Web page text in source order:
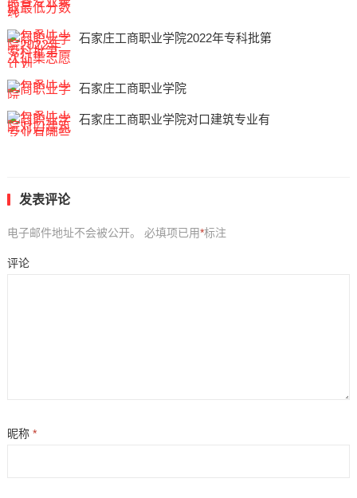
石家庄工商职业学院2022年专科批第
石家庄工商职业学院
石家庄工商职业学院对口建筑专业有
发表评论
电子邮件地址不会被公开。 必填项已用*标注
评论
昵称 *